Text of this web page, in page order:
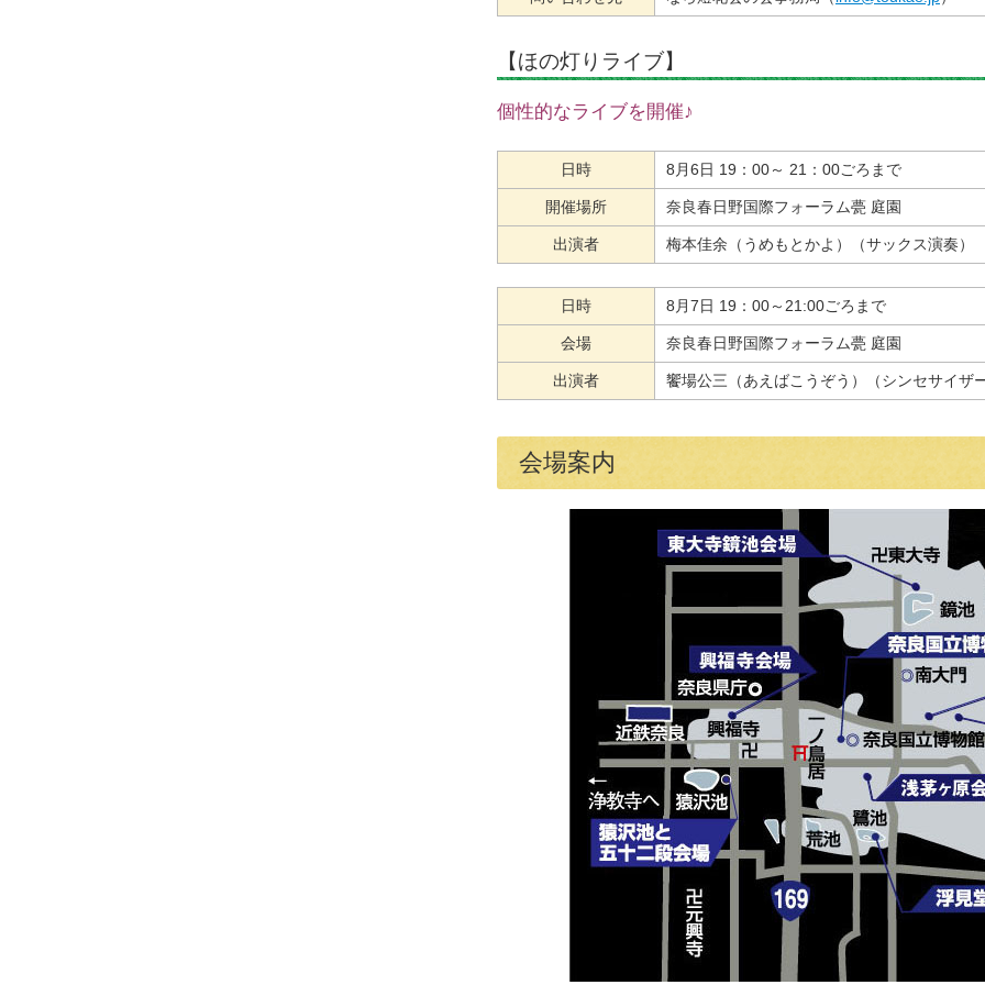
【ほの灯りライブ】
個性的なライブを開催♪
日時 8月6日 19：00～ 21：00ごろまで
開催場所 奈良春日野国際フォーラム甍 庭園
出演者 梅本佳余（うめもとかよ）（サックス演奏）
日時 8月7日 19：00～21:00ごろまで
会場 奈良春日野国際フォーラム甍 庭園
出演者 饗場公三（あえばこうぞう）（シンセサイザ
会場案内